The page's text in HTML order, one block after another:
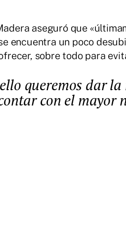
aseguró que
encuentra un poco
sobre todo para
con el mayor